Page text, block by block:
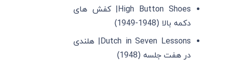
High Button Shoes| کفش ‌های
دکمه بالا (1948-1949)
Dutch in Seven Lessons| هلندی
در هفت جلسه (1948)